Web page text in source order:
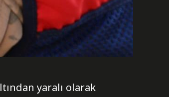
yaralı olarak